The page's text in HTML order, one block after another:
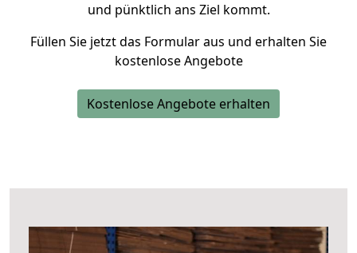
und pünktlich ans Ziel kommt.
Füllen Sie jetzt das Formular aus und erhalten Sie
kostenlose Angebote
Kostenlose Angebote erhalten